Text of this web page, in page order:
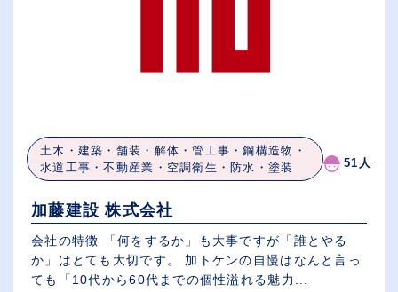
土木・建築・舗装・解体・管工事・鋼構造物・
水道工事・不動産業・空調衛生・防水・塗装
51人
加藤建設 株式会社
会社の特徴 「何をするか」も大事ですが「誰とやる
か」はとても大切です。 加トケンの自慢はなんと言っ
ても「10代から60代までの個性溢れる魅力...